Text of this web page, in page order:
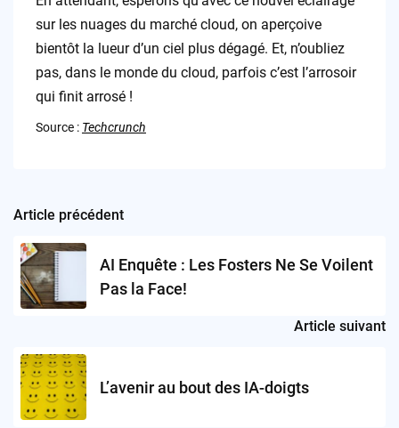
sur les nuages du marché cloud, on aperçoive
bientôt la lueur d’un ciel plus dégagé. Et, n’oubliez
pas, dans le monde du cloud, parfois c’est l’arrosoir
qui finit arrosé !
Source : Techcrunch
Post
navigation
Article précédent
AI Enquête : Les Fosters Ne Se Voilent
Pas la Face!
Article suivant
L’avenir au bout des IA-doigts